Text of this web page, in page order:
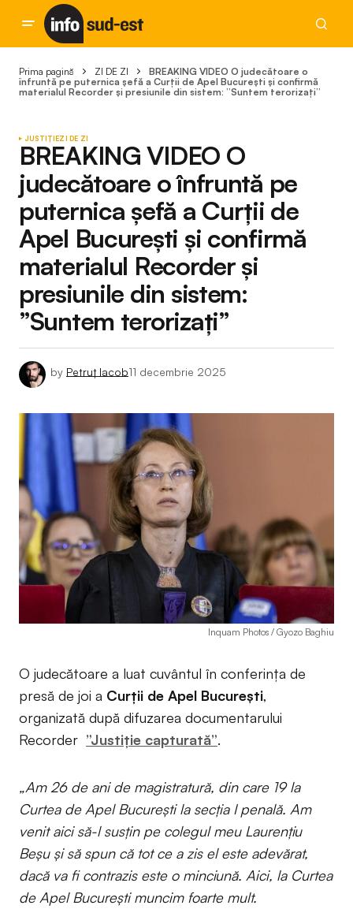
Prima pagină ZI DE ZI
BREAKING VIDEO O judecătoare o
înfruntă pe puternica șefă a Curții de Apel București și confirmă
materialul Recorder și presiunile din sistem: ”Suntem terorizați”
JUSTIȚIEZI DE ZI
BREAKING VIDEO O
judecătoare o înfruntă pe
puternica șefă a Curții de
Apel București și confirmă
materialul Recorder și
presiunile din sistem:
”Suntem terorizați”
by Petruț Iacob11 decembrie 2025
Inquam Photos / Gyozo Baghiu
O judecătoare a luat cuvântul în conferința de
presă de joi a Curții de Apel București,
organizată după difuzarea documentarului
Recorder ”Justiție capturată”.
„Am 26 de ani de magistratură, din care 19 la
Curtea de Apel București la secția I penală. Am
venit aici să-l susțin pe colegul meu Laurențiu
Beșu și să spun că tot ce a zis el este adevărat,
dacă va fi contrazis este o minciună. Aici, la Curtea
de Apel București muncim foarte mult.